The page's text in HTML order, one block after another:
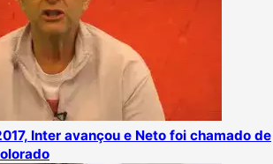
Inter avançou e Neto foi chamado de